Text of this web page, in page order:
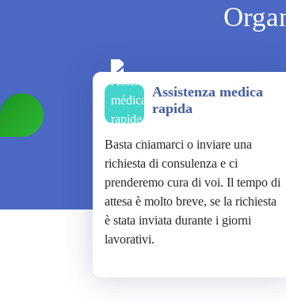
Assistenza medica
rapida
Basta chiamarci o inviare una
richiesta di consulenza e ci
prenderemo cura di voi. Il tempo di
attesa è molto breve, se la richiesta
è stata inviata durante i giorni
lavorativi.